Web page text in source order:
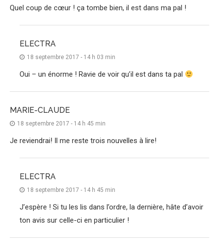
Quel coup de cœur ! ça tombe bien, il est dans ma pal !
ELECTRA
18 septembre 2017 - 14 h 03 min
Oui – un énorme ! Ravie de voir qu’il est dans ta pal
MARIE-CLAUDE
18 septembre 2017 - 14 h 45 min
Je reviendrai! Il me reste trois nouvelles à lire!
ELECTRA
18 septembre 2017 - 14 h 45 min
J’espère ! Si tu les lis dans l’ordre, la dernière, hâte d’avoir
ton avis sur celle-ci en particulier !